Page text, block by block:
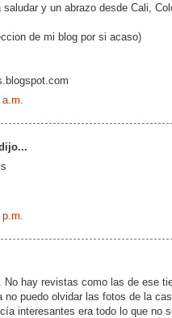
y un abrazo desde Cali,
de mi blog por si acaso)
a.m.
No hay revistas como las de ese
puedo olvidar las fotos de la
interesantes era todo lo que no